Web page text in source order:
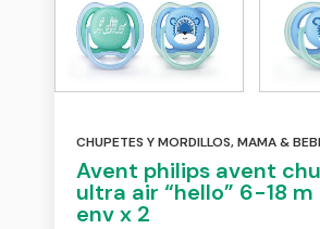
CHUPETES Y MORDILLOS,MAMA &
Avent philips avent
ultra air “hello” 6-18 m
env x 2